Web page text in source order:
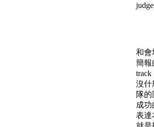
和會
簡報
沒什
隊的
成
表達